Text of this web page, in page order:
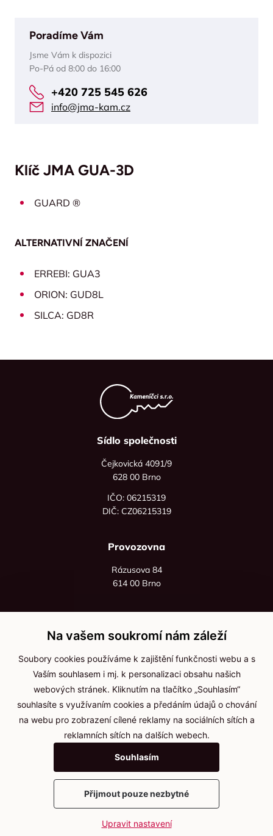
Poradíme Vám
Jsme Vám k dispozici
Po-Pá od 8:00 do 16:00
+420 725 545 626
info@jma-kam.cz
Klíč JMA GUA-3D
GUARD ®
ALTERNATIVNÍ ZNAČENÍ
ERREBI: GUA3
ORION: GUD8L
SILCA: GD8R
Sídlo společnosti
Čejkovická 4091/9
628 00 Brno
IČO: 06215319
DIČ: CZ06215319
Provozovna
Rázusova 84
614 00 Brno
+420 736 535 066
Po - pá: 8:00 - 16:00
info@jma-kam.cz
Důležité informace
Ochrana osobních údajů
Cookies
2025 © Kameníčci s.r.o.
VytvořilwebProgress
Na vašem soukromí nám záleží
Soubory cookies používáme k zajištění funkčnosti webu a s
Vaším souhlasem i mj. k personalizaci obsahu našich
webových stránek. Kliknutím na tlačítko „Souhlasím“
souhlasíte s využívaním cookies a předáním údajů o chování
na webu pro zobrazení cílené reklamy na sociálních sítích a
reklamních sítích na dalších webech.
Souhlasím
Přijmout pouze nezbytné
Upravit nastavení